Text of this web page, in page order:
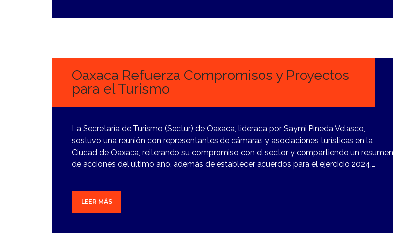
Oaxaca Refuerza Compromisos y Proyectos
para el Turismo
La Secretaría de Turismo (Sectur) de Oaxaca, liderada por Saymi Pineda Velasco,
sostuvo una reunión con representantes de cámaras y asociaciones turísticas en la
Ciudad de Oaxaca, reiterando su compromiso con el sector y compartiendo un resumen
de acciones del último año, además de establecer acuerdos para el ejercicio 2024.…
LEER MÁS